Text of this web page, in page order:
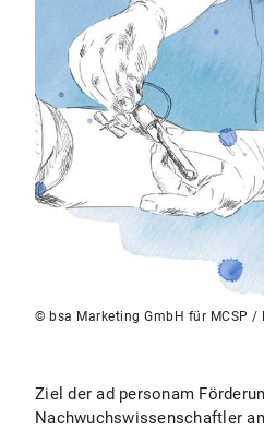
© bsa Marketing GmbH für MCSP /
Ziel der ad personam
Nachwuchswissenschaftler